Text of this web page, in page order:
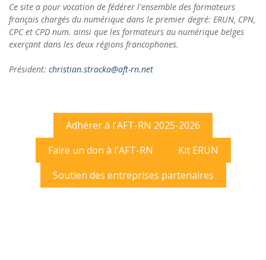
Ce site a pour vocation de fédérer l'ensemble des formateurs
français chargés du numérique dans le premier degré: ERUN, CPN,
CPC et CPD num. ainsi que les formateurs au numérique belges
exerçant dans les deux régions francophones.
Président: christian.stracka@aft-rn.net
Adhérer à l'AFT-RN 2025-2026
Faire un don à l'AFT-RN
Kit ERUN
Soutien des entreprises partenaires